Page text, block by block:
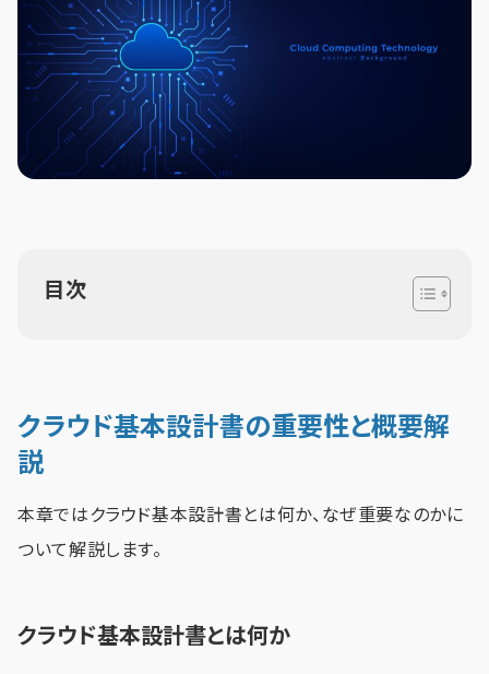
目次
クラウド基本設計書の重要性と概要解
説
本章ではクラウド基本設計書とは何か、なぜ重要なのかに
ついて解説します。
クラウド基本設計書とは何か